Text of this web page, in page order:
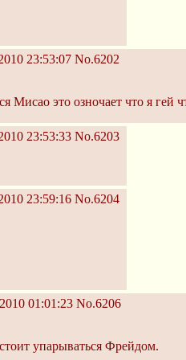
23:53:07 No.6202
Мисао это озночает что я гей
23:53:33 No.6203
23:59:16 No.6204
01:01:23 No.6206
упарываться Фрейдом.